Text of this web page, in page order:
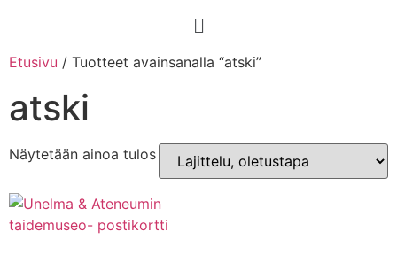
Etusivu / Tuotteet avainsanalla “atski”
atski
Näytetään ainoa tulos